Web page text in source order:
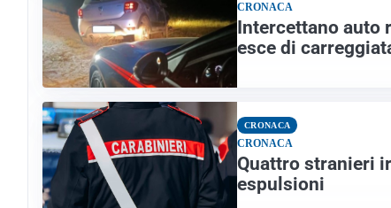
CRONACA
Intercettano auto
esce di
CRONACA
CRONACA
Quattro stranieri
espulsioni